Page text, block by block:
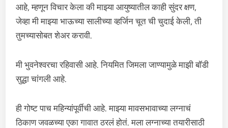
आहे, म्हणून विचार केला की माझ्या आयुष्यातील काही सुंदर क्षण,
जेव्हा मी माझ्या भाऊच्या सालीच्या व्हर्जिन चूत ची चुदाई केली, ती
तुमच्यासोबत शेअर करावी.
मी भुवनेश्वरचा रहिवासी आहे. नियमित जिमला जाण्यामुळे माझी बॉडी
सुद्धा चांगली आहे.
ही गोष्ट पाच महिन्यांपूर्वीची आहे. माझ्या मावसभावाच्या लग्नाचं
ठिकाण जवळच्या एका गावात ठरलं होतं. मला लग्नाच्या तयारीसाठी